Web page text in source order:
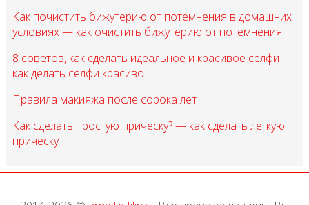
Как почистить бижутерию от потемнения в домашних
условиях — как очистить бижутерию от потемнения
8 советов, как сделать идеальное и красивое селфи —
как делать селфи красиво
Правила макияжа после сорока лет
Как сделать простую прическу? — как сделать легкую
прическу